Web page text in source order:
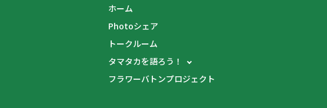
ホーム
Photoシェア
トークルーム
タマタカを語ろう！
フラワーバトンプロジェクト